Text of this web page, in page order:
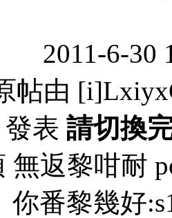
2011-6-30
帖由
表 請切換
無返黎咁耐
你番黎幾好